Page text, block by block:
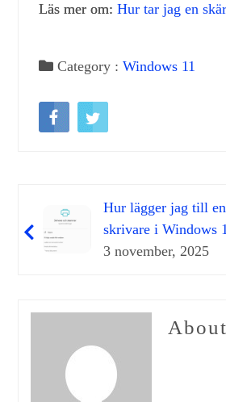
Läs mer om: Hur tar jag en
Category : Windows 11
Hur lägger jag till en
skrivare i Windows
3 november, 2025
About